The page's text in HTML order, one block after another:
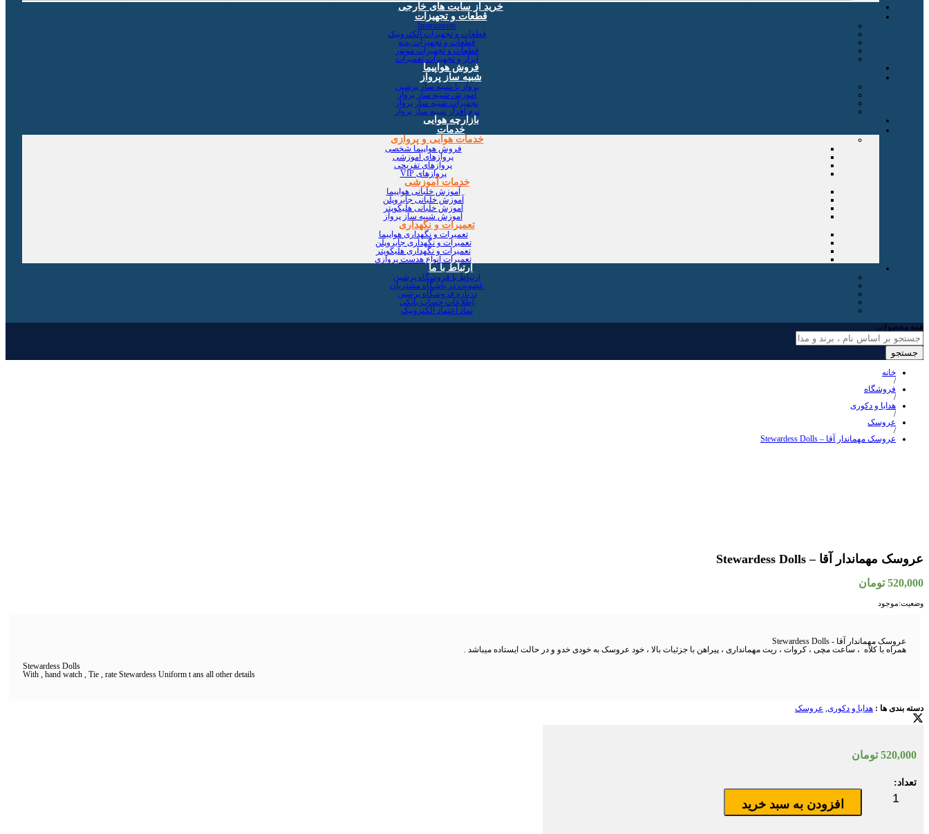
خرید از سایت های خارجی
قطعات و تجهیزات
Instruments
قطعات و تجهیزات الکترونیک
قطعات و تجهیزات بدنه
قطعات و تجهیزات موتور
ابزار و تجهیزات تعمیرات
فروش هواپیما
شبیه ساز پرواز
پرواز با شبیه ساز پرشین
آموزش شبیه ساز پرواز
تجهیزات شبیه ساز پرواز
نرم افزار شبیه ساز پرواز
بازارچه هوایی
خدمات
خدمات هوایی و پروازی
فروش هواپیما شخصی
پروازهای آموزشی
پروازهای تفریحی
پروازهای VIP
خدمات آموزشی
آموزش خلبانی هواپیما
آموزش خلبانی جایروپلن
آموزش خلبانی هلیکوپتر
آموزش شبیه ساز پرواز
تعمیرات و نگهداری
تعمیرات و نگهداری هواپیما
تعمیرات و نگهداری جایروپلن
تعمیرات و نگهداری هلیکوپتر
تعمیرات انواع هدست پروازی
ارتباط با ما
ارتباط با فروشگاه پرشین
عضویت در باشگاه مشتریان
درباره فروشگاه پرشین
اطلاعات حساب بانکی
نماد اعتماد الکترونیک
همه محصولات
جستجو
خانه
/
فروشگاه
/
هدایا و دکوری
/
عروسک
/
عروسک مهماندار آقا – Stewardess Dolls
عروسک مهماندار آقا – Stewardess Dolls
520,000 تومان
وضعیت:موجود
عروسک مهماندار آقا - Stewardess Dolls
همراه با کلاه ، ساعت مچی ، کروات ، ریت مهمانداری ، پیراهن با جزئیات بالا ، خود عروسک به خودی خدو و در حالت ایستاده میباشد .
Stewardess Dolls
With , hand watch , Tie , rate Stewardess Uniform t ans all other details
دسته بندی ها : هدایا و دکوری, عروسک
520,000 تومان
مقدار
مهماندار
تعداد:
افزودن به سبد خرید